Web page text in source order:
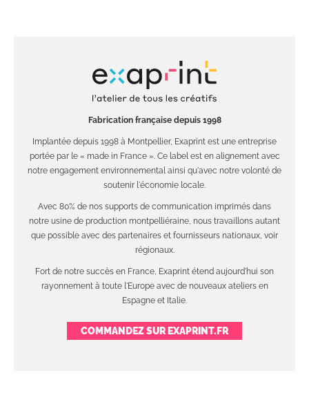
Fabrication française depuis 1998
Implantée depuis 1998 à Montpellier, Exaprint est une entreprise
portée par le « made in France ». Ce label est en alignement avec
notre engagement environnemental ainsi qu'avec notre volonté de
soutenir l'économie locale.
Avec 80% de nos supports de communication imprimés dans
notre usine de production montpelliéraine, nous travaillons autant
que possible avec des partenaires et fournisseurs nationaux, voir
régionaux.
Fort de notre succès en France, Exaprint étend aujourd'hui son
rayonnement à toute l'Europe avec de nouveaux ateliers en
Espagne et Italie.
COMMANDEZ SUR EXAPRINT.FR